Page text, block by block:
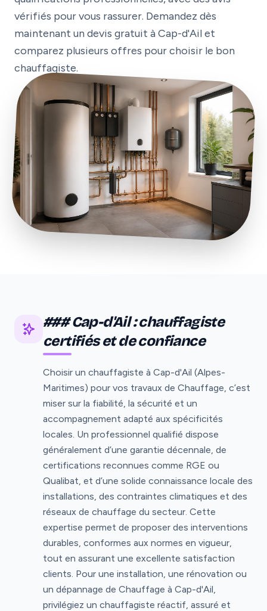
vérifiés pour vous rassurer. Demandez dès
maintenant un devis gratuit à Cap-d'Ail et
comparez plusieurs offres pour choisir le bon
chauffagiste.
### Cap-d'Ail : chauffagiste
certifiés et de confiance
Choisir un chauffagiste à Cap-d'Ail (Alpes-
Maritimes) pour vos travaux de Chauffage, c’est
miser sur la fiabilité, la sécurité et un
accompagnement adapté aux spécificités
locales. Un professionnel qualifié dispose
généralement d’une garantie décennale, de
certifications reconnues comme RGE ou
Qualibat, et d’une solide connaissance locale des
installations, des contraintes climatiques et des
réseaux de chauffage du secteur. Cette
expertise permet de proposer des interventions
durables, conformes aux normes en vigueur,
tout en assurant une excellente satisfaction
clients. Pour une installation, une rénovation ou
un dépannage de Chauffage à Cap-d'Ail,
privilégiez un chauffagiste réactif, assuré et